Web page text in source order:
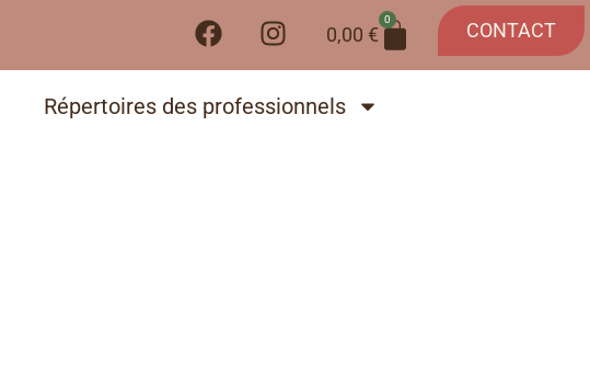
CONTACT
0,00 €
0
Répertoires des professionnels